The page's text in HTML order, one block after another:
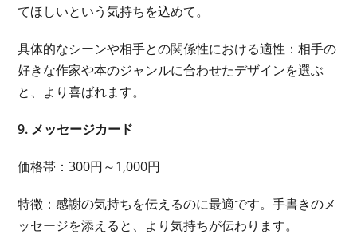
てほしいという気持ちを込めて。
具体的なシーンや相手との関係性における適性：相手の
好きな作家や本のジャンルに合わせたデザインを選ぶ
と、より喜ばれます。
9. メッセージカード
価格帯：300円～1,000円
特徴：感謝の気持ちを伝えるのに最適です。手書きのメ
ッセージを添えると、より気持ちが伝わります。